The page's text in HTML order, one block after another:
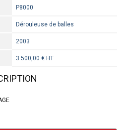
P8000
Dérouleuse de balles
2003
3 500,00 € HT